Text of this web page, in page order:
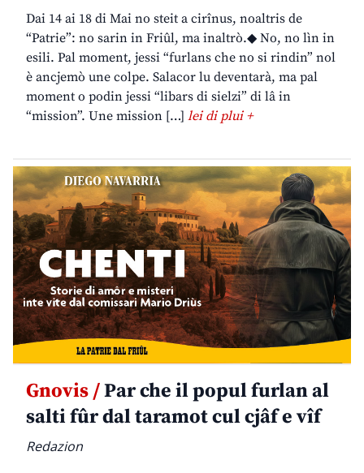
Dai 14 ai 18 di Mai no steit a cirînus, noaltris de
“Patrie”: no sarin in Friûl, ma inaltrò.◆ No, no lìn in
esili. Pal moment, jessi “furlans che no si rindin” nol
è ancjemò une colpe. Salacor lu deventarà, ma pal
moment o podin jessi “libars di sielzi” di lâ in
“mission”. Une mission […] lei di plui +
Gnovis /Par che il popul furlan al
salti fûr dal taramot cul cjâf e vîf
Redazion